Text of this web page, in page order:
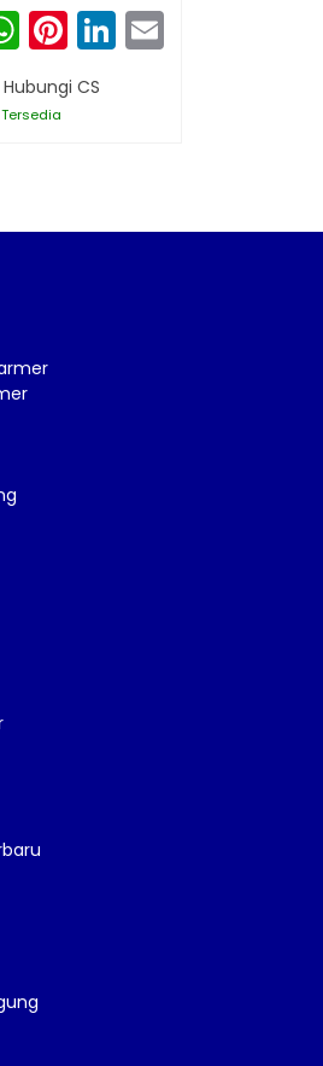
WhatsApp
Pinterest
LinkedIn
CS
Tersedia